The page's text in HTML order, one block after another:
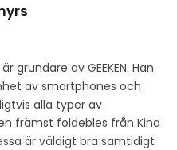
grundare av GEEKEN. Han
av smartphones och
alla typer av
främst foldebles från Kina
är väldigt bra samtidigt